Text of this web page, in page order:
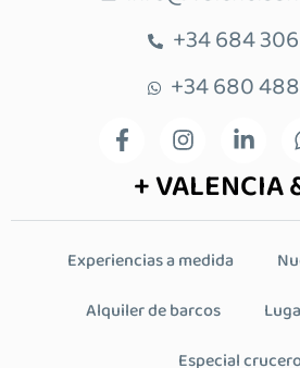
+34 684
+34 680
+ VALENCIA
Experiencias a medida
Alquiler de barcos
Especial